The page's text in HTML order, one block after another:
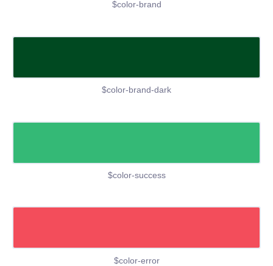
$color-brand
$color-brand-dark
$color-success
$color-error